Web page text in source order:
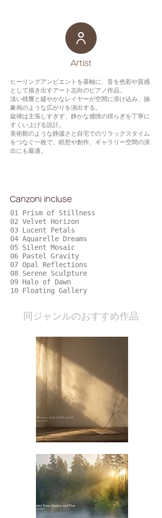
​Artist
ヒーリングアンビエントを基軸に、音を色彩や質感
として描き出すアート志向のピアノ作品。
淡い残響と緩やかなレイヤーが空間に溶け込み、抽
象画のような広がりを演出する。
旋律は主張しすぎず、静かな感情の揺らぎを丁寧に
すくい上げる設計。
美術館のような静謐さと自宅でのリラックスタイム
をつなぐ一枚で、瞑想や創作、ギャラリー空間の演
出にも最適。
Canzoni incluse
01 Prism of Stillness
02 Velvet Horizon
03 Lucent Petals
04 Aquarelle Dreams
05 Silent Mosaic
06 Pastel Gravity
07 Opal Reflections
08 Serene Sculpture
09 Halo of Dawn
10 Floating Gallery
​同ジャンルのおすすめ作品